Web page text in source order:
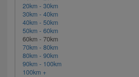
20km - 30km
30km - 40km
40km - 50km
50km - 60km
60km - 70km
70km - 80km
80km - 90km
90km - 100km
100km +